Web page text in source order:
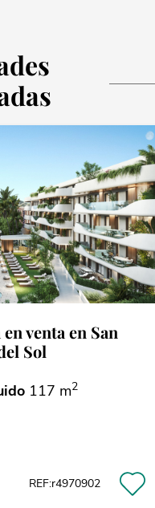
venta en San
Sol
117 m2
REF:r4970902